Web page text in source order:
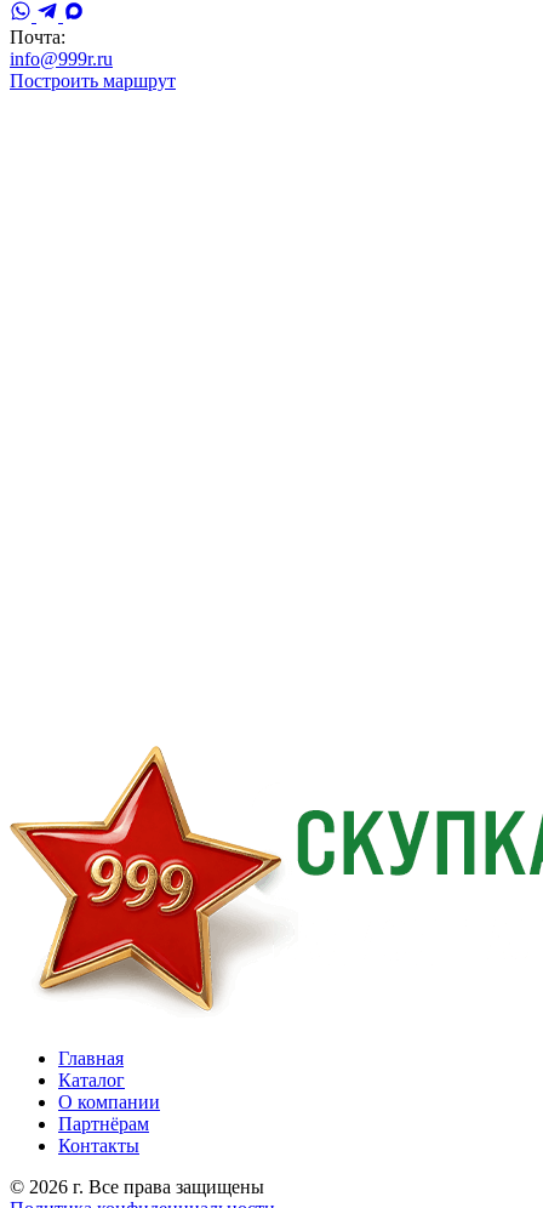
Почта:
info@999r.ru
Построить маршрут
Главная
Каталог
О компании
Партнёрам
Контакты
© 2026 г. Все права защищены